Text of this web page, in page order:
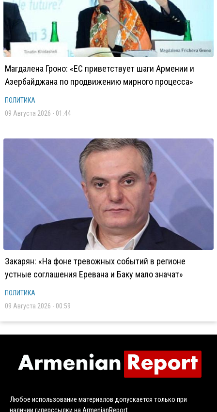
Магдалена Гроно: «ЕС приветствует шаги Армении и
Азербайджана по продвижению мирного процесса»
ПОЛИТИКА
09 Августа 2026 - 01:44
Закарян: «На фоне тревожных событий в регионе
устные соглашения Еревана и Баку мало значат»
ПОЛИТИКА
09 Августа 2026 - 00:59
Любое использование материалов допускается только при
наличии гиперссылки на ArmenianReport